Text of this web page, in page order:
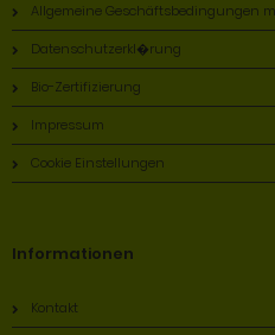
Allgemeine Geschäftsbedingungen
Datenschutzerkl�rung
Bio-Zertifizierung
Impressum
Cookie Einstellungen
Informationen
Kontakt